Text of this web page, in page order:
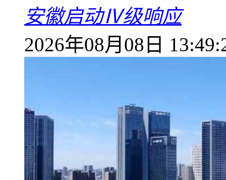
安徽启动Ⅳ级响应
2026年08月08日